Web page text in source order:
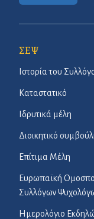
ΣΕΨ
Ιστορία του
Καταστατικό
Ιδρυτικά μέλη
Διοικητικό
Επίτιμα Μέλη
Ευρωπαϊκή
Συλλόγων
Ημερολόγιο